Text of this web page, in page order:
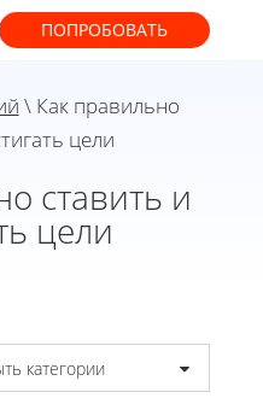
ПОПРОБОВАТЬ
\ Как правильно
цели
ставить и
цели
категории